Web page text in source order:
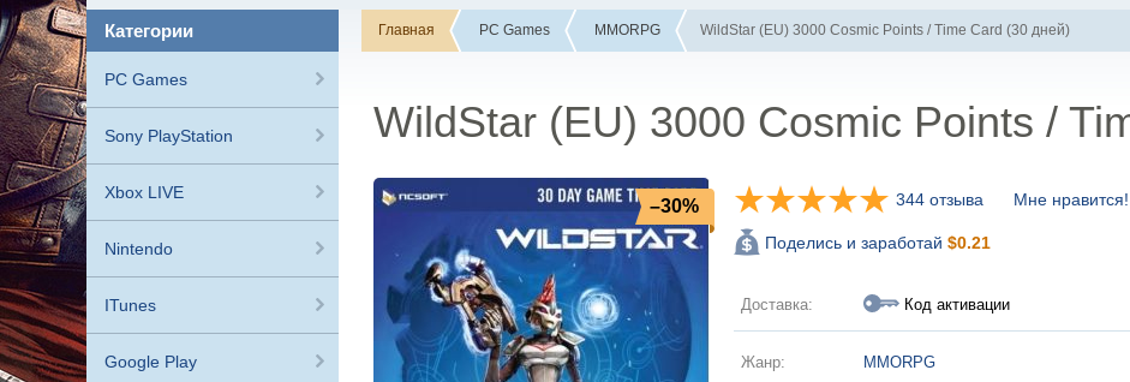
категории
PC Games
Sony PlayStation
Xbox LIVE
Nintendo
ITunes
Google Play
Главная PC Games MMORPG WildStar (EU) 3000 Cosmic Points / Time Card (30 дней)
WildStar (EU) 3000 Cosmic Points /
–30% 344 отзыва Мне нравится!
Поделись и заработай $0.21
Доставка: Код активации
Жанр: MMORPG